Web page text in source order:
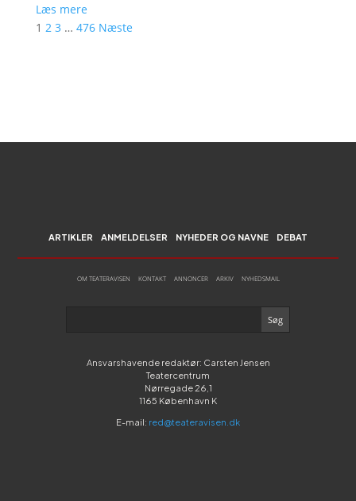
Læs mere
1 2 3 … 476 Næste
ARTIKLER ANMELDELSER NYHEDER OG NAVNE DEBAT
OM TEATERAVISEN KONTAKT ANNONCER ARKIV NYHEDSMAIL
Ansvarshavende redaktør: Carsten Jensen
Teatercentrum
Nørregade 26,1
1165 København K
E-mail: red@teateravisen.dk